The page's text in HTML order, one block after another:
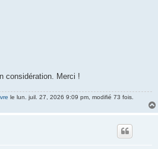
considération. Merci !
le lun. juil. 27, 2026 9:09 pm, modifié 73 fois.